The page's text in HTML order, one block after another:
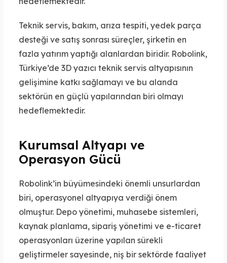
Teknik servis, bakım, arıza tespiti, yedek parça
desteği ve satış sonrası süreçler, şirketin en
fazla yatırım yaptığı alanlardan biridir. Robolink,
Türkiye’de 3D yazıcı teknik servis altyapısının
gelişimine katkı sağlamayı ve bu alanda
sektörün en güçlü yapılarından biri olmayı
hedeflemektedir.
Kurumsal Altyapı ve
Operasyon Gücü
Robolink’in büyümesindeki önemli unsurlardan
biri, operasyonel altyapıya verdiği önem
olmuştur. Depo yönetimi, muhasebe sistemleri,
kaynak planlama, sipariş yönetimi ve e-ticaret
operasyonları üzerine yapılan sürekli
geliştirmeler sayesinde, niş bir sektörde faaliyet